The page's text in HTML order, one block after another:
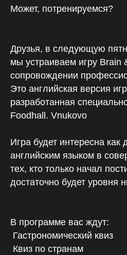
Может, потренируемся?
Друзья, в следующую
мы устраиваем игру Brain
сопровождении
Это английская версия
разработанная
Foodhall. Vnukovo
Игра будет интересна как
английским языком в
тех, кто только начал
достаточно будет уровня
В программе вас ждут:
Гастрономический квиз
Квиз по странам